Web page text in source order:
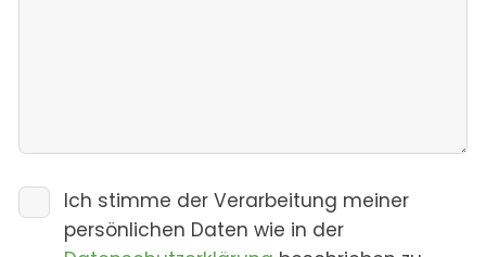
Ich stimme der Verarbeitung meiner
persönlichen Daten wie in der